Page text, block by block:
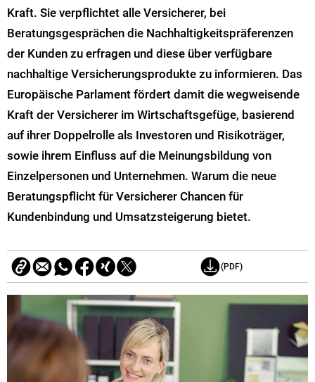
Kraft. Sie verpflichtet alle Versicherer, bei
Beratungsgesprächen die Nachhaltigkeitspräferenzen
der Kunden zu erfragen und diese über verfügbare
nachhaltige Versicherungsprodukte zu informieren. Das
Europäische Parlament fördert damit die wegweisende
Kraft der Versicherer im Wirtschaftsgefüge, basierend
auf ihrer Doppelrolle als Investoren und Risikoträger,
sowie ihrem Einfluss auf die Meinungsbildung von
Einzelpersonen und Unternehmen. Warum die neue
Beratungspflicht für Versicherer Chancen für
Kundenbindung und Umsatzsteigerung bietet.
(PDF)